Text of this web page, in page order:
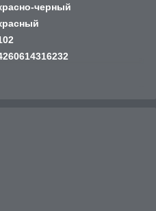
черный